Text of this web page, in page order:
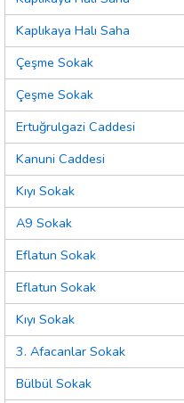
Kaplıkaya Halı Saha
Çeşme Sokak
Çeşme Sokak
Ertuğrulgazi Caddesi
Kanuni Caddesi
Kıyı Sokak
A9 Sokak
Eflatun Sokak
Eflatun Sokak
Kıyı Sokak
3. Afacanlar Sokak
Bülbül Sokak